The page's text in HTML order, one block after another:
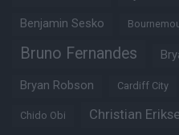
Benjamin Sesko
Bruno Fernandes
Bryan Robson Cardiff City
Chido Obi Christian